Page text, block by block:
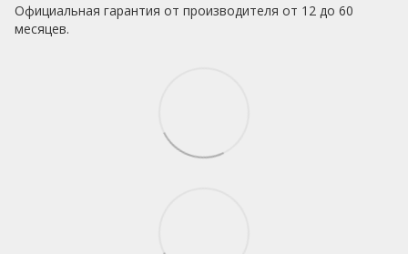
Официальная гарантия от производителя от 12 до 60
месяцев.